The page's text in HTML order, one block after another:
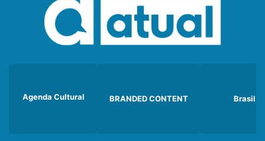
Agenda Cultural BRANDED CONTENT Brasil